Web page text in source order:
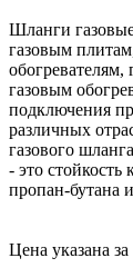
Шланги
газовым
газовым
подключения
различных
газового
- это
пропан-бутана
Цена указана